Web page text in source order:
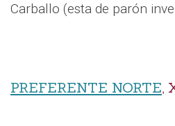
Carballo (esta de parón
PREFERENTE NORTE,